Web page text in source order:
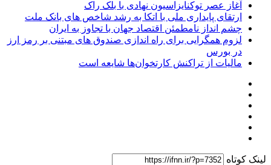
آغاز عصر توکنایزاسیون نهادی با بلک راک
ارتقای پایداری ملی با اتکا به رشد شاخص های بانک ملت
چشم انداز نامطمئن اقتصاد جهان با تجاوز به ایران
لزوم همگرایی برای راه اندازی صندوق های مبتنی بر رمز ارز
در بورس
مالیات از تراکنش کارتخوان‌ها شایعه است
لینک کوتاه